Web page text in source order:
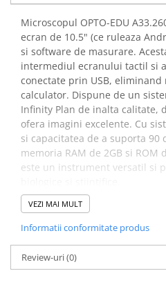
Microscopul OPTO-EDU
ecran de 10.5" (ce ruleaza
si software de masurare.
intermediul ecranului tactil si
conectate prin USB, eliminand
calculator. Dispune de un
Infinity Plan de inalta calitate,
ofera imagini excelente. Cu
si capacitatea de a suporta 90
memoria RAM de 2GB si ROM
este un instrument versatil si
Beneficii
binocular,
2200X, OPTO-
VEZI MAI MULT
Informatii conformitate produs
Review-uri(0)